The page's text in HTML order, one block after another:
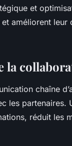
et
améliorent
la
chaîne
les
réduit les